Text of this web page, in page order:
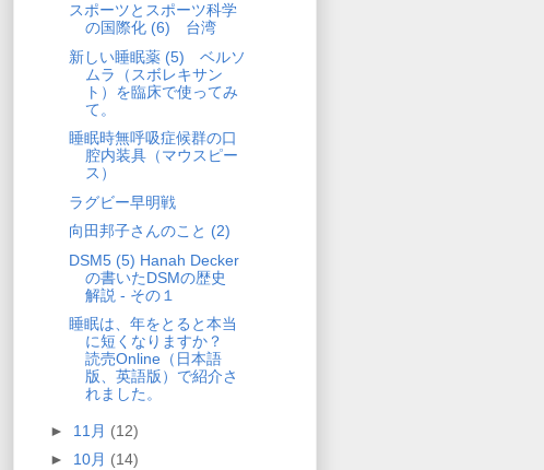
スポーツとスポーツ科学
の国際化 (6) 台湾
新しい睡眠薬 (5) ベルソ
ムラ（スボレキサン
ト）を臨床で使ってみ
て。
睡眠時無呼吸症候群の口
腔内装具（マウスピー
ス）
ラグビー早明戦
向田邦子さんのこと (2)
DSM5 (5) Hanah Decker
の書いたDSMの歴史
解説 - その１
睡眠は、年をとると本当
に短くなりますか？
読売Online（日本語
版、英語版）で紹介さ
れました。
► 11月 (12)
► 10月 (14)